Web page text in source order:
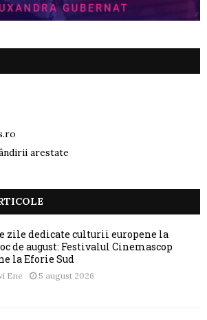
arestate
zile dedicate culturii europene la
de august: Festivalul Cinemascop
la Eforie Sud
Ene 5 august 2026